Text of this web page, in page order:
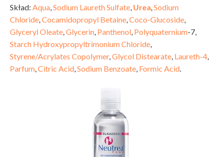
Skład: Aqua,Sodium Laureth Sulfate, Urea,Sodium
Chloride,Cocamidopropyl Betaine,Coco-Glucoside,
Glyceryl Oleate,Glycerin, Panthenol, Polyquaternium-7,
Starch Hydroxypropyltrimonium Chloride,
Styrene/Acrylates Copolymer,Glycol Distearate, Laureth-4,
Parfum,Citric Acid,Sodium Benzoate, Formic Acid.